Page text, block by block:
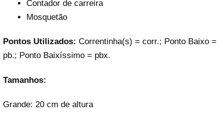
Contador de carreira
Mosquetão
Pontos Utilizados: Correntinha(s) = corr.; Ponto Baixo =
pb.; Ponto Baixíssimo = pbx.
Tamanhos:
Grande: 20 cm de altura